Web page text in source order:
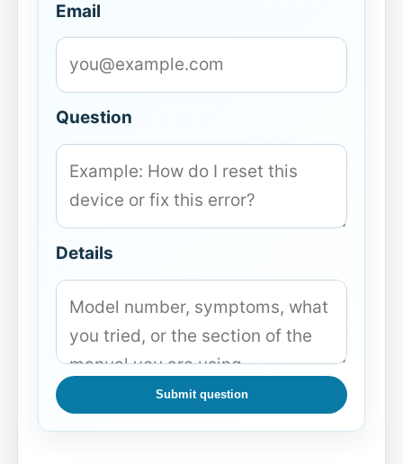
Email
Question
Details
Submit question